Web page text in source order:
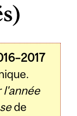
l'année
de